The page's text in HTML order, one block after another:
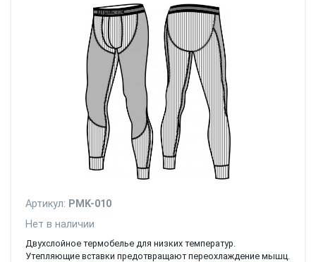
Артикул: PMK-010
Нет в наличии
Двухслойное термобелье для низких температур.
Утепляющие вставки предотвращают переохлаждение мышц.